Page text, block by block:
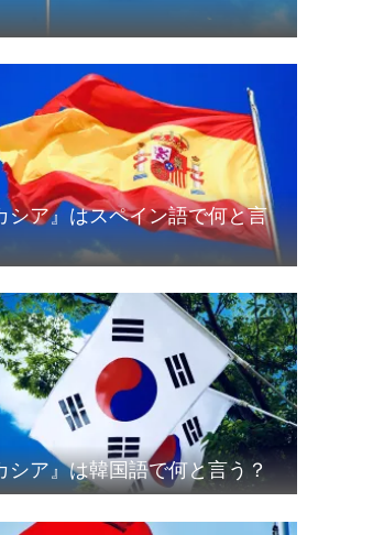
シア』はスペイン語で何と言
シア』は韓国語で何と言う？